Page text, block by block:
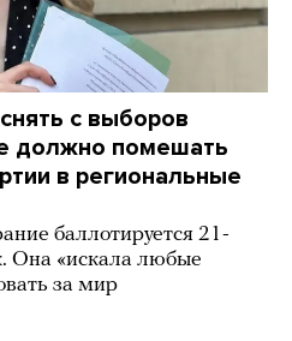
с выборов
должно помешать
в региональные
баллотируется 21-
Она «искала любые
за мир